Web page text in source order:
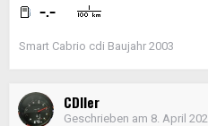
Smart Cabrio cdi Baujahr 2003
CDIler
Geschrieben am 8. April